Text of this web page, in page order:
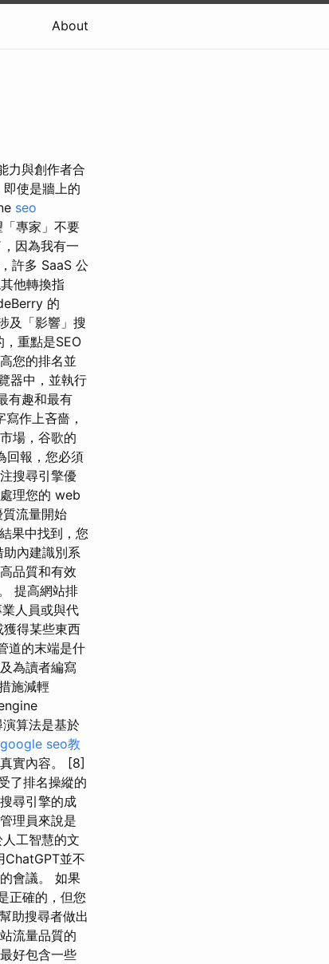
About
力與創作者合
使是牆上的
seo
專家」不要
因為我有一
許多 SaaS 公
他轉換指
的
及「影響」搜
重點是SEO
您的排名並
器中，並執行
有趣和最有
作上吝嗇，
場，谷歌的
回報，您必須
搜尋引擎優
理您的 web
流量開始
果中找到，您
內建識別系
品質和有效
提高網站排
人員或與代
得某些東西
道的末端是什
為讀者編寫
施減輕
算法是基於
google seo教
實內容。 [8]
了排名操縱的
尋引擎的成
理員來說是
工智慧的文
並不
會議。 如果
正確的，但您
助搜尋者做出
流量品質的
好包含一些